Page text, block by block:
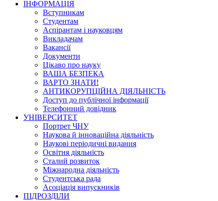
ІНФОРМАЦІЯ
Вступникам
Студентам
Аспірантам і науковцям
Викладачам
Вакансії
Документи
Цікаво про науку
ВАША БЕЗПЕКА
ВАРТО ЗНАТИ!
АНТИКОРУПЦІЙНА ДІЯЛЬНІСТЬ
Доступ до публічної інформації
Телефонний довідник
УНІВЕРСИТЕТ
Портрет ЧНУ
Наукова й інноваційна діяльність
Наукові періодичні видання
Освітня діяльність
Сталий розвиток
Міжнародна діяльність
Студентська рада
Асоціація випускників
ПІДРОЗДІЛИ